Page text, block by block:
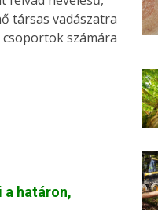
társas vadászatra
számára
határon,